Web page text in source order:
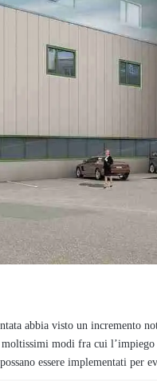
abbia visto un incremento
modi fra cui
essere implementati per